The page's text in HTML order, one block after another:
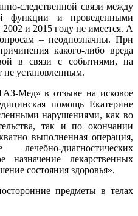
следственной связи между
функции и проведенными
и 2015 году не имеется. А
– неоднозначны. При
какого-либо вреда
в связи с событиями, на
не установленным.
Мед» в отзыве на исковое
помощь Екатерине
нарушениями, как во
так и по окончании
выполненная операция,
диагностических
назначение лекарственных
состояния здоровья».
предметы в телах